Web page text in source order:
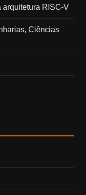
arquitetura RISC-V
Ciências